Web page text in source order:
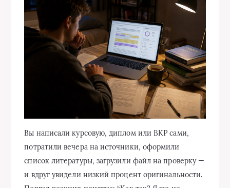
Вы написали курсовую, диплом или ВКР сами,
потратили вечера на источники, оформили
список литературы, загрузили файл на проверку —
и вдруг увидели низкий процент оригинальности.